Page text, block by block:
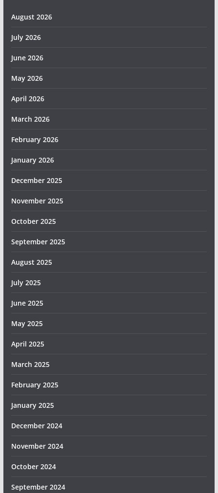
August 2026
July 2026
June 2026
May 2026
April 2026
March 2026
February 2026
January 2026
December 2025
November 2025
October 2025
September 2025
August 2025
July 2025
June 2025
May 2025
April 2025
March 2025
February 2025
January 2025
December 2024
November 2024
October 2024
September 2024